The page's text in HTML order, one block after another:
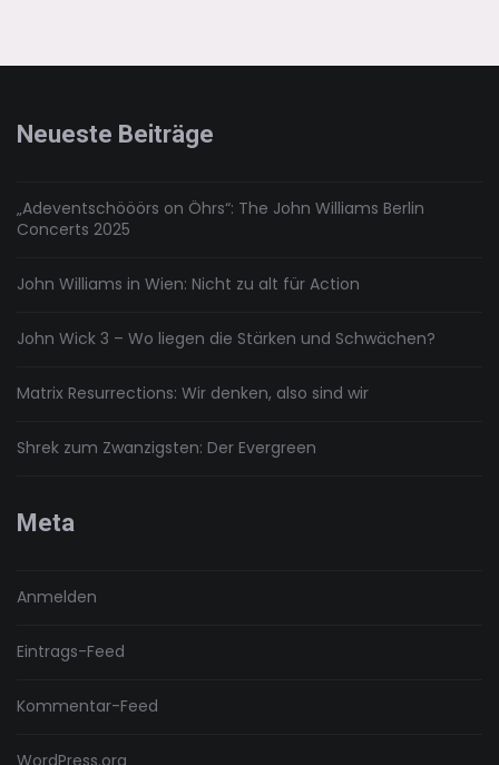
Neueste Beiträge
„Adeventschööörs on Öhrs“: The John Williams Berlin
Concerts 2025
John Williams in Wien: Nicht zu alt für Action
John Wick 3 – Wo liegen die Stärken und Schwächen?
Matrix Resurrections: Wir denken, also sind wir
Shrek zum Zwanzigsten: Der Evergreen
Meta
Anmelden
Eintrags-Feed
Kommentar-Feed
WordPress.org